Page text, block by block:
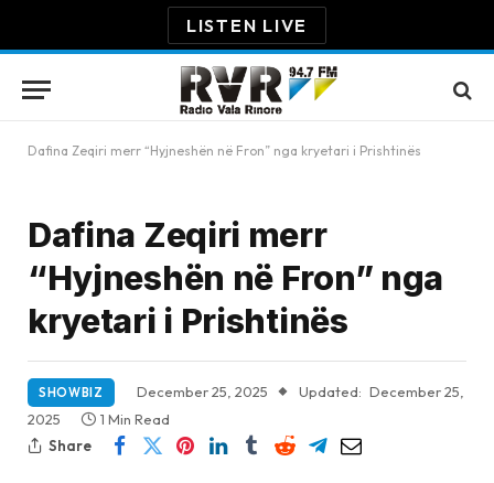
LISTEN LIVE
Dafina Zeqiri merr “Hyjneshën në Fron” nga kryetari i Prishtinës
Dafina Zeqiri merr
“Hyjneshën në Fron” nga
kryetari i Prishtinës
SHOWBIZ December 25, 2025 Updated: December 25,
2025
1 Min Read
Share